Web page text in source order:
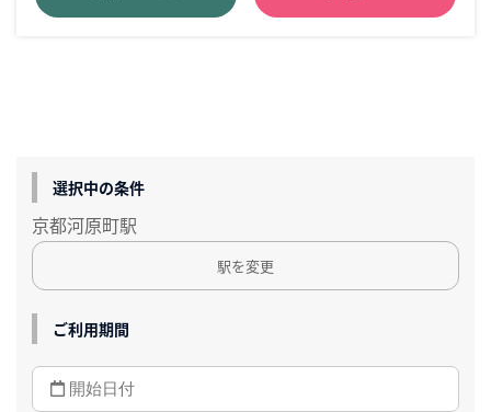
選択中の条件
京都河原町駅
駅を変更
ご利用期間